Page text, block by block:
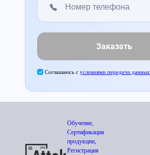
Заказать
Соглашаюсь с условиями передачи данных
Обучение,
Сертификация
продукции,
Регистрация